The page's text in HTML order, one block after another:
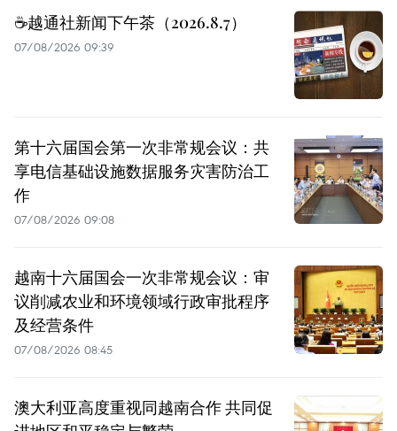
☕️越通社新闻下午茶（2026.8.7）
07/08/2026 09:39
第十六届国会第一次非常规会议：共
享电信基础设施数据服务灾害防治工
作
07/08/2026 09:08
越南十六届国会一次非常规会议：审
议削减农业和环境领域行政审批程序
及经营条件
07/08/2026 08:45
澳大利亚高度重视同越南合作 共同促